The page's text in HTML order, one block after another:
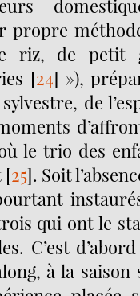
propre
riz, de petit
[24] »),
de
le trio des
[25]. Soit
qui ont le
C’est
à la saison